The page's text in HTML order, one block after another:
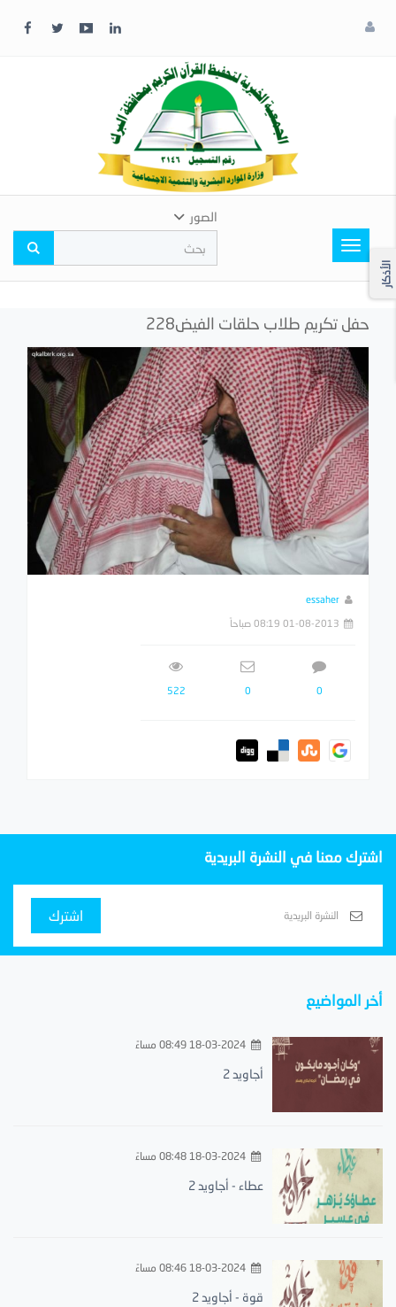
Toggle
navigation
الصور
الأذكار
حفل تكريم طلاب حلقات الفيض228
essaher
01-08-2013 08:19 صباحاً
0
0
522
اشترك معنا في النشرة البريدية
اشترك
أخر المواضيع
18-03-2024 08:49 مساءً
أجاويد 2
18-03-2024 08:48 مساءً
عطاء - أجاويد 2
18-03-2024 08:46 مساءً
قوة - أجاويد 2